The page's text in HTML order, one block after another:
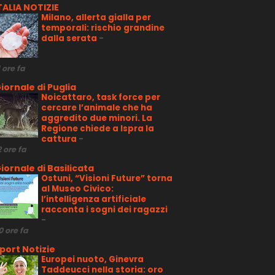
NOTIZIE
Milano, allerta gialla per
temporali: rischio grandine
dalla serata -
ore fa
di Puglia
Noicattaro, task force per
cercare l’animale che ha
aggredito due minori. La
Regione chiede a Ispra la
cattura -
ore fa
di Basilicata
Ostuni, “Visioni Future” torna
al Museo Civico:
l’intelligenza artificiale
racconta i sogni dei ragazzi
-
ore fa
Notizie
Europei nuoto, Ginevra
Taddeucci nella storia: oro